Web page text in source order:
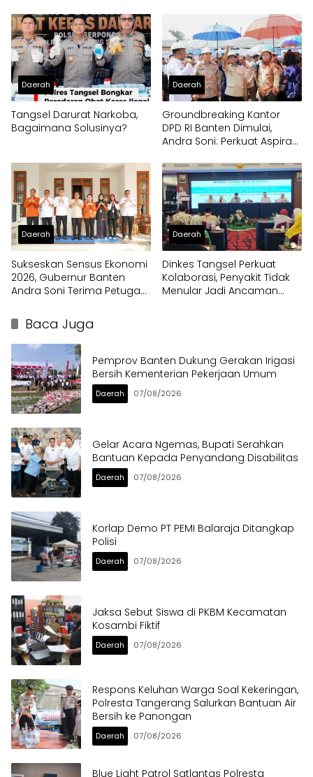
Jamur Crispy di Serpong
Daerah
Tangsel Darurat Narkoba,
Bagaimana Solusinya?
Daerah
Groundbreaking Kantor
DPD RI Banten Dimulai,
Andra Soni: Perkuat Aspirasi
Daerah
Sukseskan Sensus Ekonomi
2026, Gubernur Banten
Andra Soni Terima Petugas
Daerah
Dinkes Tangsel Perkuat
Kolaborasi, Penyakit Tidak
Menular Jadi Ancaman
Baca Juga
Pemprov Banten Dukung Gerakan Irigasi
Bersih Kementerian Pekerjaan Umum
Daerah 07/08/2026
Gelar Acara Ngemas, Bupati Serahkan
Bantuan Kepada Penyandang Disabilitas
Daerah 07/08/2026
Korlap Demo PT PEMI Balaraja Ditangkap
Polisi
Daerah 07/08/2026
Jaksa Sebut Siswa di PKBM Kecamatan
Kosambi Fiktif
Daerah 07/08/2026
Respons Keluhan Warga Soal Kekeringan,
Polresta Tangerang Salurkan Bantuan Air
Bersih ke Panongan
Daerah 07/08/2026
Blue Light Patrol Satlantas Polresta